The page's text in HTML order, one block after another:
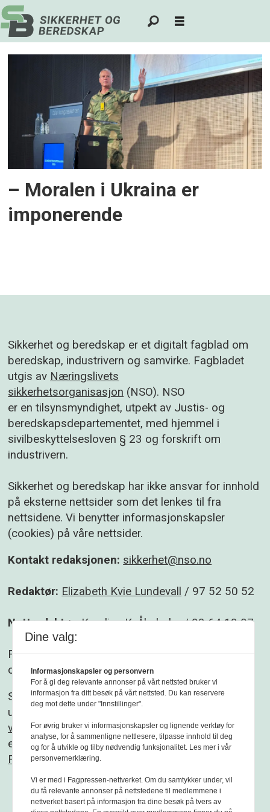
forsvarsindustrien
– Moralen i Ukraina er
imponerende
Sikkerhet og beredskap er et digitalt fagblad om
beredskap, industrivern og samvirke. Fagbladet
utgis av Næringslivets
sikkerhetsorganisasjon (NSO). NSO
er en tilsynsmyndighet, utpekt av Justis- og
beredskapsdepartementet, med hjemmel i
sivilbeskyttelsesloven § 23 og forskrift om
industrivern.
Sikkerhet og beredskap har ikke ansvar for innhold
på eksterne nettsider som det lenkes til fra
nettsidene. Vi benytter informasjonskapsler
(cookies) på våre nettsider.
Kontakt redaksjonen: sikkerhet@nso.no
Redaktør: Elizabeth Kvie Lundevall / 97 52 50 52
Nettredaktør: Karoline K. Åbyholm/ 93 64 13 07
Følg gjerne Sikkerhet og beredskap på
og
Linkedin.
Sikkerhet og beredskap er et redaksjonelt
uavhengig fagblad som redigeres etter
varsom-plakatenogRedaktørplakaten. Fagbladet
er medlem av
Fagpressen
Dine valg:
Informasjonskapsler og personvern
For å gi deg relevante annonser på vårt nettsted bruker vi
informasjon fra ditt besøk på vårt nettsted. Du kan reservere
deg mot dette under "Innstillinger".
For øvrig bruker vi informasjonskapsler og lignende verktøy for
analyse, for å sammenligne nettlesere, tilpasse innhold til deg
og for å utvikle og tilby nødvendig funksjonalitet. Les mer i vår
personvernerklæring.
Vi er med i Fagpressen-nettverket. Om du samtykker under, vil
du få relevante annonser på nettstedene til medlemmene i
nettverket basert på informasjon fra dine besøk på tvers av